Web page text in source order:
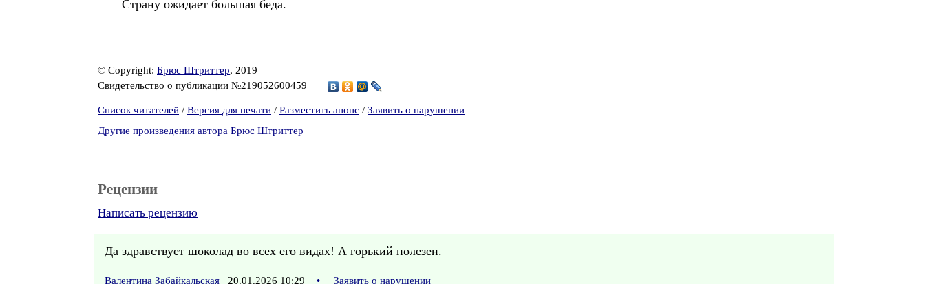
Страну ожидает большая беда.
© Copyright: Брюс Штриттер, 2019
Свидетельство о публикации №219052600459
Список читателей / Версия для печати / Разместить анонс / Заявить о нарушении
Другие произведения автора Брюс Штриттер
Рецензии
Написать рецензию
Да здравствует шоколад во всех его видах! А горький полезен.
Валентина Забайкальская 20.01.2026 10:29 • Заявить о нарушении